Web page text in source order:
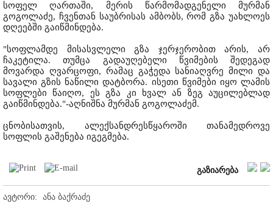
სოფელ ღართაში, მერის წარმომადგენელი მურმან
გოგოლაძე, ჩვენთან საუბრისას ამბობს, რომ გზა უახლოეს
დღეებში გაიწმინდება.
"სოფლამდე მისასვლელი გზა ჯერჯერობით არის, არ
ჩაკეტილა. თუმცა გადაუღებელი წვიმების შედეგად
მოვარდა ღვარცოფი, რამაც გაჭედა სანიაღვრე მილი და
სავალი გზის ნაწილი დატბორა. ისეთი წვიმები იყო ლამის
სოფლები წაიღო, ეს გზა კი ხვალ ან ზეგ აუცილებლად
გაიწმინდება."-აღნიშნა მურმან გოგოლაძემ.
ცნობისათვის, ალექსანდრესწყაროში თანამედროვე
სოფლის გაშენება იგეგმება.
გაზიარება
ავტორი:
ანა ბაქრაძე